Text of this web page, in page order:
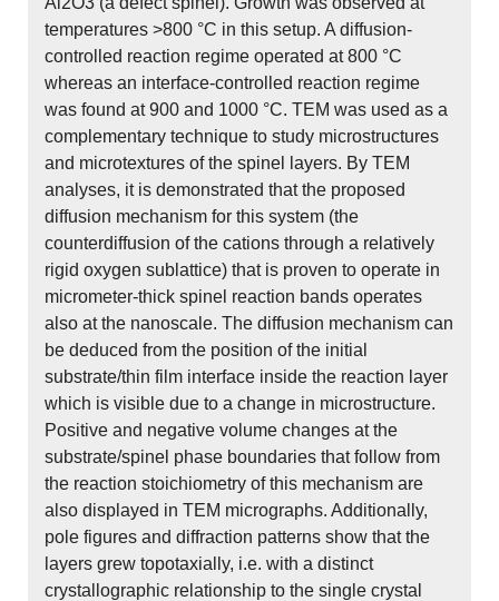
temperatures >800 °C in this setup. A diffusion-
controlled reaction regime operated at 800 °C
whereas an interface-controlled reaction regime
was found at 900 and 1000 °C. TEM was used as a
complementary technique to study microstructures
and microtextures of the spinel layers. By TEM
analyses, it is demonstrated that the proposed
diffusion mechanism for this system (the
counterdiffusion of the cations through a relatively
rigid oxygen sublattice) that is proven to operate in
micrometer-thick spinel reaction bands operates
also at the nanoscale. The diffusion mechanism can
be deduced from the position of the initial
substrate/thin film interface inside the reaction layer
which is visible due to a change in microstructure.
Positive and negative volume changes at the
substrate/spinel phase boundaries that follow from
the reaction stoichiometry of this mechanism are
also displayed in TEM micrographs. Additionally,
pole figures and diffraction patterns show that the
layers grew topotaxially, i.e. with a distinct
crystallographic relationship to the single crystal